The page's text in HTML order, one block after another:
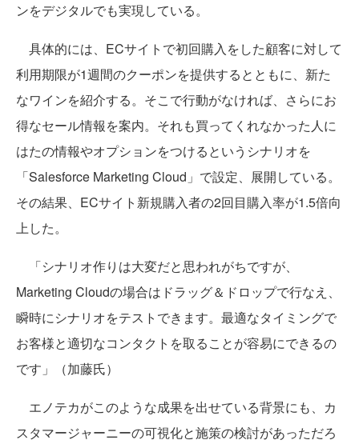
ンをデジタルでも実現している。
具体的には、ECサイトで初回購入をした顧客に対して
利用期限が1週間のクーポンを提供するとともに、新た
なワインを紹介する。そこで行動がなければ、さらにお
得なセール情報を案内。それも買ってくれなかった人に
はたの情報やオプションをつけるというシナリオを
「Salesforce Marketing Cloud」で設定、展開している。
その結果、ECサイト新規購入者の2回目購入率が1.5倍向
上した。
「シナリオ作りは大変だと思われがちですが、
Marketing Cloudの場合はドラッグ＆ドロップで行なえ、
瞬時にシナリオをテストできます。最適なタイミングで
お客様と適切なコンタクトを取ることが容易にできるの
です」（加藤氏）
エノテカがこのような成果を出せている背景にも、カ
スタマージャーニーの可視化と施策の検討があっただろ